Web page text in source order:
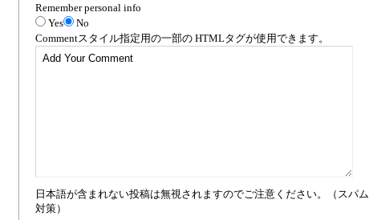
Remember personal info
Yes
No
Commentスタイル指定用の一部の HTMLタグが使用できます。
日本語が含まれない投稿は無視されますのでご注意ください。（スパム
対策）